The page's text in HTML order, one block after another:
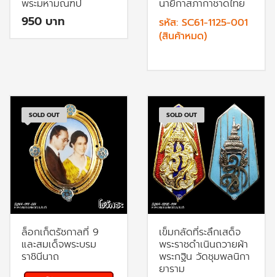
พระมหามณฑป
950
นายิกาสภากาชาดไทย
รหัส: SC61-1125-001
(สินค้าหมด)
SOLD OUT
ล็อกเก็ตรัชกาลที่ 9
และสมเด็จพระบรม
ราชินีนาถ
SOLD OUT
เข็มกลัดที่ระลึกเสด็จ
พระราชดำเนินถวายผ้า
พระกฐิน วัดชุมพลนิกา
ยาราม